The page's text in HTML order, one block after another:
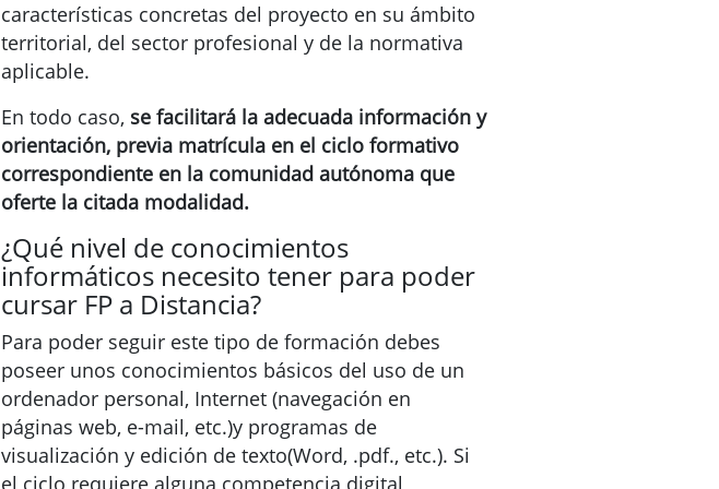
características concretas del proyecto en su ámbito
territorial, del sector profesional y de la normativa
aplicable.
En todo caso, se facilitará la adecuada información y
orientación, previa matrícula en el ciclo formativo
correspondiente en la comunidad autónoma que
oferte la citada modalidad.
¿Qué nivel de conocimientos
informáticos necesito tener para poder
cursar FP a Distancia?
Para poder seguir este tipo de formación debes
poseer unos conocimientos básicos del uso de un
ordenador personal, Internet (navegación en
páginas web, e-mail, etc.)y programas de
visualización y edición de texto(Word, .pdf., etc.). Si
el ciclo requiere alguna competencia digital